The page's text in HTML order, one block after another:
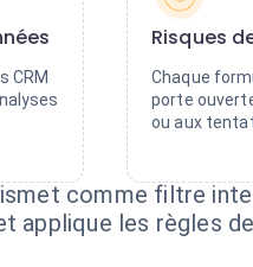
CRM
Risques
Chaque
porte
ou aux
comme filtre
applique les règles